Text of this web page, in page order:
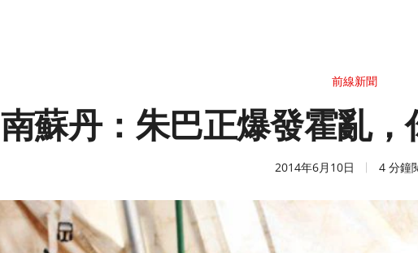
前線新聞
南蘇丹：朱巴正爆發霍亂
2014年6月10日 4 分鐘